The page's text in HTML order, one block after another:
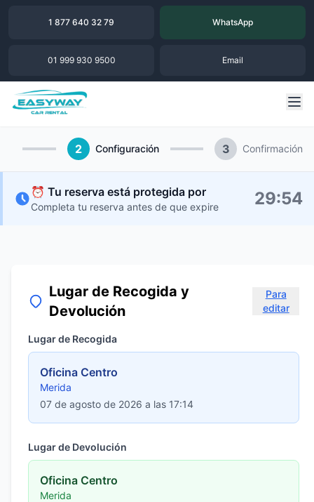
1 877 640 32 79 WhatsApp
01 999 930 9500 Email
2 Configuración 3 Confirmación
⏰ Tu reserva está protegida por
Completa tu reserva antes de que expire 29:54
Lugar de Recogida y
Devolución
Para
editar
Lugar de Recogida
Oficina Centro
Merida
07 de agosto de 2026 a las 17:14
Lugar de Devolución
Oficina Centro
Merida